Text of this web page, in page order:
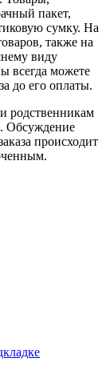
пакет,
сумку. На
также на
виду
всегда можете
до его оплаты.
родственникам
Обсуждение
происходит